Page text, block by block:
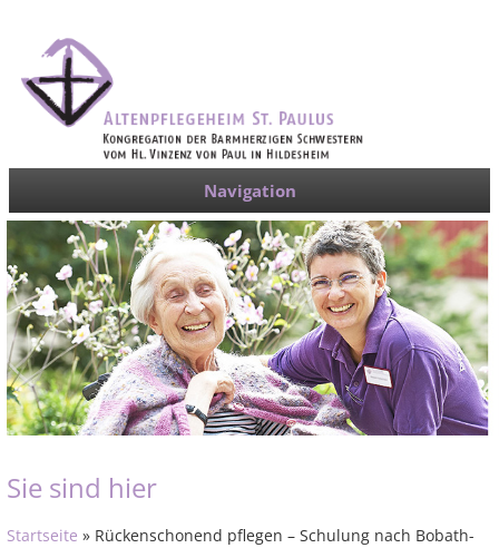
Navigation
Sie sind hier
Startseite » Rückenschonend pflegen – Schulung nach Bobath-